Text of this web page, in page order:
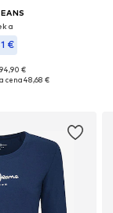
€
34, 36, 38, 40
€
cena48,68 €